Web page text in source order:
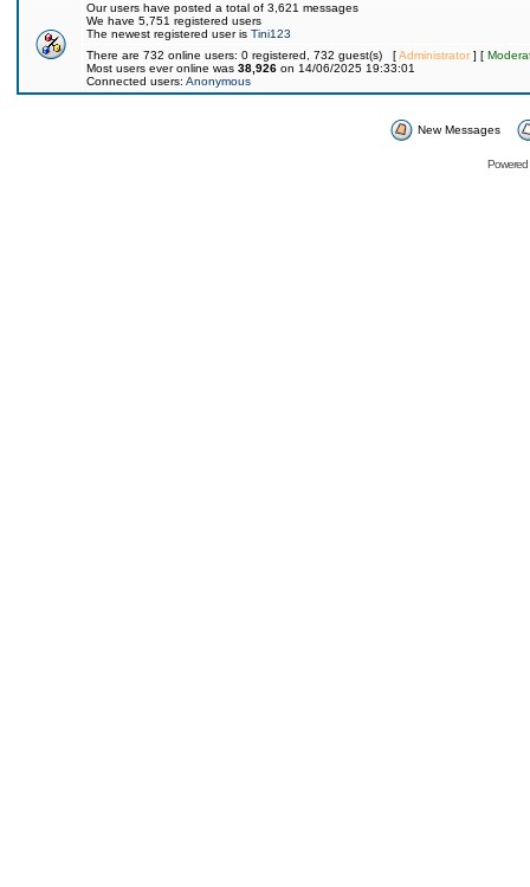
Our users have posted a total of 3,621 messages
We have 5,751 registered users
The newest registered user is Tini123
There are 732 online users: 0 registered, 732 guest(s) [Administrator] [
Most users ever online was 38,926 on 14/06/2025 19:33:01
Connected users: Anonymous
New Messages